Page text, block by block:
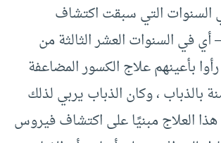
السنوات التي سبقت اكتشاف
أي في السنوات العشر الثالثة من
بأعينهم علاج الكسور المضاعفة
بالذباب ، وكان الذباب يربي لذلك
العلاج مبنيًا على اكتشاف فيروس